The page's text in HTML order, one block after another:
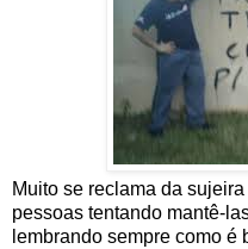
Muito se reclama da
pessoas tentando mantê-
lembrando sempre como é